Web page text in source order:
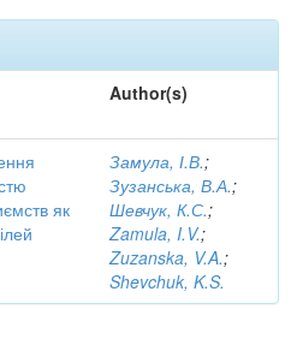
Author(s)
як
Замула, І.В.;
Зузанська, В.А.;
Шевчук, К.С.;
Zamula, I.V.;
Zuzanska, V.A.;
Shevchuk, K.S.